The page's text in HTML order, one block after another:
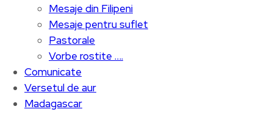
Mesaje din Filipeni
Mesaje pentru suflet
Pastorale
Vorbe rostite ….
Comunicate
Versetul de aur
Madagascar